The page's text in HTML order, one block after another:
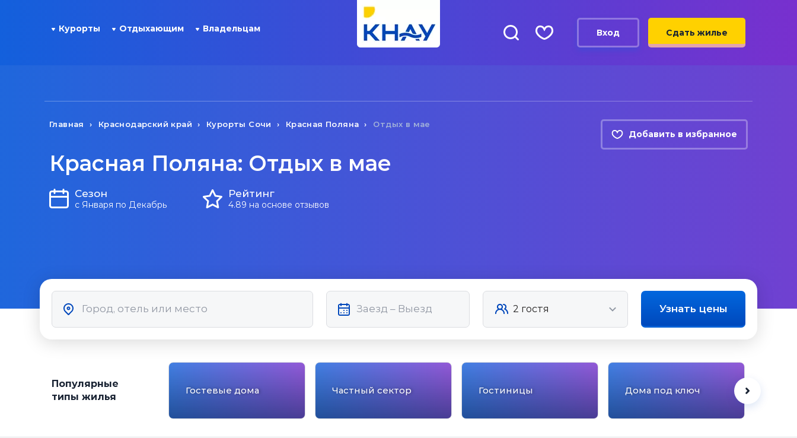
Курорты Отдыхающим Владельцам Вход Сдать жилье
Главная Краснодарский край Курорты Сочи Красная Поляна Отдых в мае
Добавить в избранное
Красная Поляна: Отдых в мае
Сезон
с Января по Декабрь
Рейтинг
4.89 на основе отзывов
Узнать цены
Популярные
типы жилья
Гостевые дома Частный сектор Гостиницы Дома под ключ